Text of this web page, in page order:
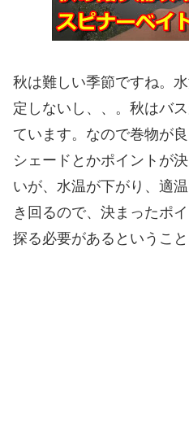
秋は難しい季節ですね。
定しないし、、。秋はバ
ています。なので巻物が
シェードとかポイントが
いが、水温が下がり、適
き回るので、決まったポ
探る必要があるということ